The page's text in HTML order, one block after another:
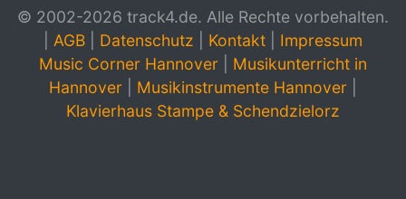
© 2002-2026 track4.de. Alle Rechte vorbehalten.
AGB Datenschutz Kontakt
Impressum
Music Corner Hannover
Musikunterricht in
Hannover
Musikinstrumente Hannover
Klavierhaus Stampe & Schendzielorz